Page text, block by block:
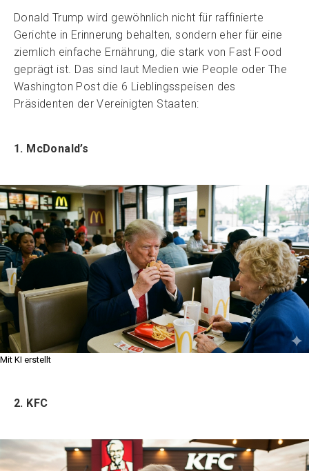
Donald Trump wird gewöhnlich nicht für raffinierte
Gerichte in Erinnerung behalten, sondern eher für eine
ziemlich einfache Ernährung, die stark von Fast Food
geprägt ist. Das sind laut Medien wie People oder The
Washington Post die 6 Lieblingsspeisen des
Präsidenten der Vereinigten Staaten:
1. McDonald’s
Mit KI erstellt
2. KFC